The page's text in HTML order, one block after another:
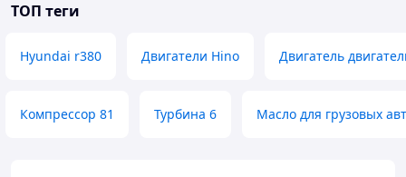
ТОП теги
Hyundai r380 Двигатели Hino Двигатель
Компрессор 81 Турбина 6 Масло для грузовых